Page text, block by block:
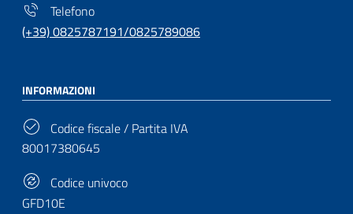
Telefono
(+39) 0825787191/0825789086
INFORMAZIONI
Codice fiscale / Partita IVA
80017380645
Codice univoco
GFD10E